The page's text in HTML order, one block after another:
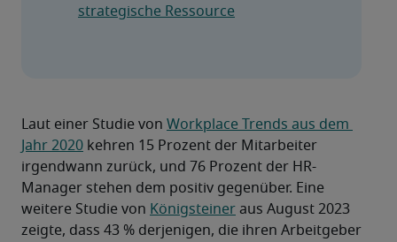
strategische Ressource
Laut einer Studie von Workplace Trends aus dem
Jahr 2020 kehren 15 Prozent der Mitarbeiter
irgendwann zurück, und 76 Prozent der HR-
Manager stehen dem positiv gegenüber. Eine
weitere Studie von Königsteiner aus August 2023
zeigte, dass 43 % derjenigen, die ihren Arbeitgeber